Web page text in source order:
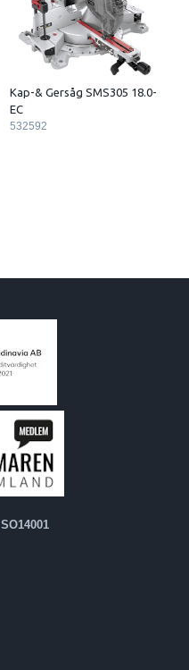
Kap-& Gersåg SMS305 18.0-
EC
532592
ISO14001